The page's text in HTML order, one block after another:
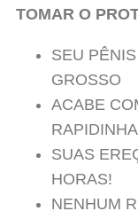
TOMAR O
SEU
GROSSO
ACABE
SUAS
HORAS!
NENHUM